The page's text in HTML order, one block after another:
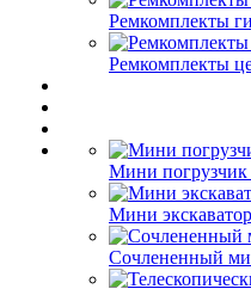
Ремкомплекты
Ремкомплекты
Мини погрузчик
Мини
Сочлененный